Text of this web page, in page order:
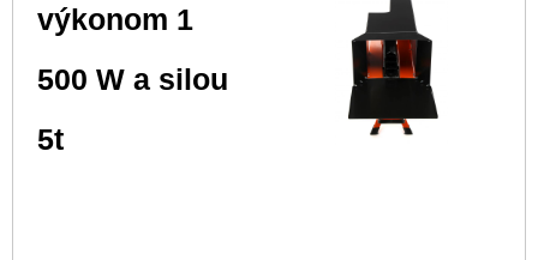
výkonom 1
500 W a silou
5t